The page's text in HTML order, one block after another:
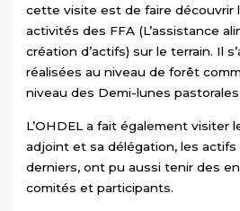
cette visite est de faire découvrir
activités des FFA (L’assistance
création d’actifs) sur le terrain. Il
réalisées au niveau de forêt
niveau des Demi-lunes pastorales.
L’OHDEL a fait également visiter
adjoint et sa délégation, les actifs
derniers, ont pu aussi tenir des
comités et participants.